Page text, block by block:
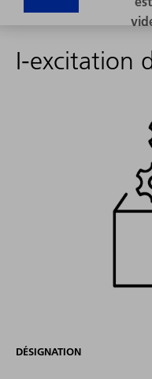
I-excitation
DÉSIGNATION